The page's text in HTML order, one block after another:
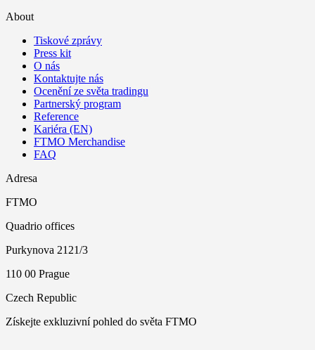
About
Tiskové zprávy
Press kit
O nás
Kontaktujte nás
Ocenění ze světa tradingu
Partnerský program
Reference
Kariéra (EN)
FTMO Merchandise
FAQ
Adresa
FTMO
Quadrio offices
Purkynova 2121/3
110 00 Prague
Czech Republic
Získejte exkluzivní pohled do světa FTMO